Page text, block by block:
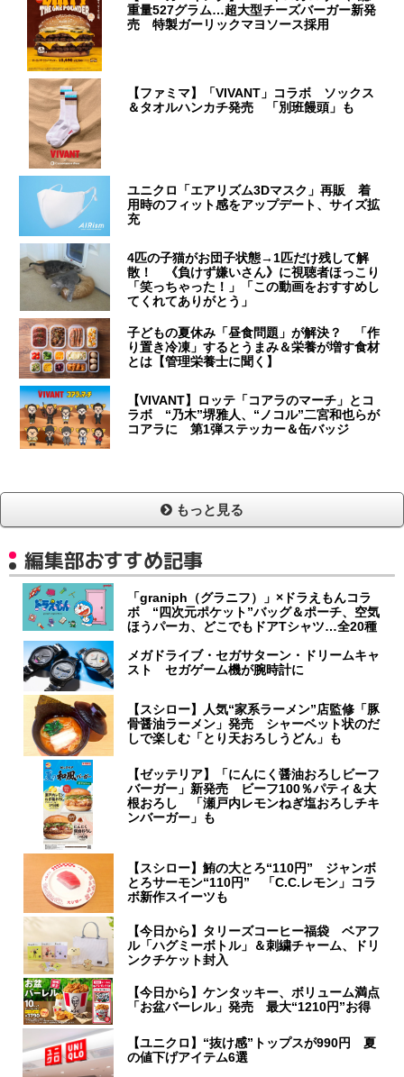
重量527グラム…超大型チーズバーガー新発
売 特製ガーリックマヨソース採用
【ファミマ】「VIVANT」コラボ ソックス
＆タオルハンカチ発売 「別班饅頭」も
ユニクロ「エアリズム3Dマスク」再販 着
用時のフィット感をアップデート、サイズ拡
充
4匹の子猫がお団子状態→1匹だけ残して解
散！ 《負けず嫌いさん》に視聴者ほっこり
「笑っちゃった！」「この動画をおすすめし
てくれてありがとう」
子どもの夏休み「昼食問題」が解決？ 「作
り置き冷凍」するとうまみ＆栄養が増す食材
とは【管理栄養士に聞く】
【VIVANT】ロッテ「コアラのマーチ」とコ
ラボ “乃木”堺雅人、“ノコル”二宮和也らが
コアラに 第1弾ステッカー＆缶バッジ
もっと見る
編集部おすすめ記事
「graniph（グラニフ）」×ドラえもんコラ
ボ “四次元ポケット”バッグ＆ポーチ、空気
ほうパーカ、どこでもドアTシャツ…全20種
メガドライブ・セガサターン・ドリームキャ
スト セガゲーム機が腕時計に
【スシロー】人気“家系ラーメン”店監修「豚
骨醤油ラーメン」発売 シャーベット状のだ
しで楽しむ「とり天おろしうどん」も
【ゼッテリア】「にんにく醤油おろしビーフ
バーガー」新発売 ビーフ100％パティ＆大
根おろし 「瀬戸内レモンねぎ塩おろしチキ
ンバーガー」も
【スシロー】鮪の大とろ“110円” ジャンボ
とろサーモン“110円” 「C.C.レモン」コラ
ボ新作スイーツも
【今日から】タリーズコーヒー福袋 ベアフ
ル「ハグミーボトル」＆刺繍チャーム、ドリ
ンクチケット封入
【今日から】ケンタッキー、ボリューム満点
「お盆バーレル」発売 最大“1210円”お得
【ユニクロ】“抜け感”トップスが990円 夏
の値下げアイテム6選